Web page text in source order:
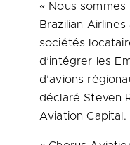
« Nous sommes
Brazilian
sociétés
d’intégrer les
d’avions
déclaré Steven
Aviation Capital.